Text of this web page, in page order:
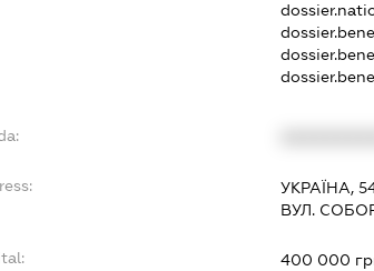
УКРАЇНА,
ВУЛ.
400 000